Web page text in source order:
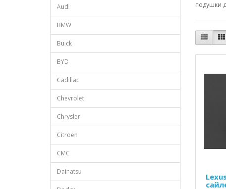
Audi
BMW
Buick
BYD
Cadillac
Chevrolet
Chrysler
Citroen
CMC
Daihatsu
подушки